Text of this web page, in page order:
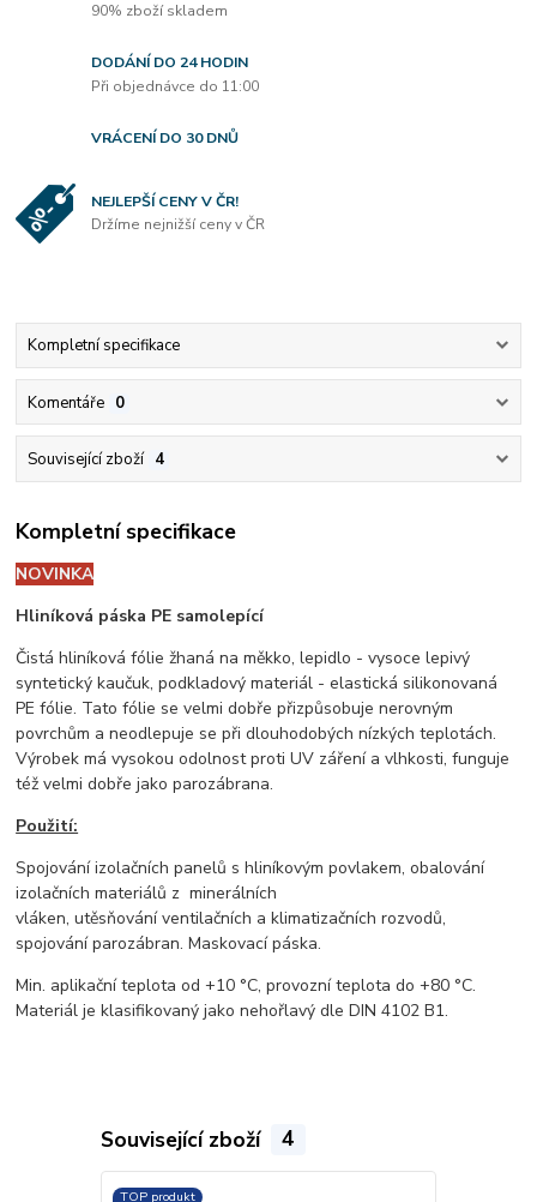
90% zboží skladem
DODÁNÍ DO 24 HODIN
Při objednávce do 11:00
VRÁCENÍ DO 30 DNŮ
NEJLEPŠÍ CENY V ČR!
Držíme nejnižší ceny v ČR
Kompletní specifikace
Komentáře 0
Související zboží 4
Kompletní specifikace
NOVINKA
Hliníková páska PE samolepící
Čistá hliníková fólie žhaná na měkko, lepidlo - vysoce lepivý
syntetický kaučuk, podkladový materiál - elastická silikonovaná
PE fólie. Tato fólie se velmi dobře přizpůsobuje nerovným
povrchům a neodlepuje se při dlouhodobých nízkých teplotách.
Výrobek má vysokou odolnost proti UV záření a vlhkosti, funguje
též velmi dobře jako parozábrana.
Použití:
Spojování izolačních panelů s hliníkovým povlakem, obalování
izolačních materiálů z minerálních
vláken, utěsňování ventilačních a klimatizačních rozvodů,
spojování parozábran. Maskovací páska.
Min. aplikační teplota od +10 °C, provozní teplota do +80 °C.
Materiál je klasifikovaný jako nehořlavý dle DIN 4102 B1.
Související zboží 4
TOP produkt